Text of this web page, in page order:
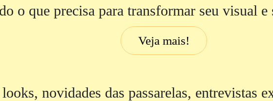
o que precisa para transformar seu visual
Veja mais!
novidades das passarelas, entrevistas